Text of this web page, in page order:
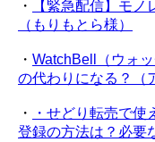
・
【緊急配信】モノ
（もりもとら様）
・ WatchBell（ウォ
の代わりになる？（
・
・せどり転売で
登録の方法は？必要